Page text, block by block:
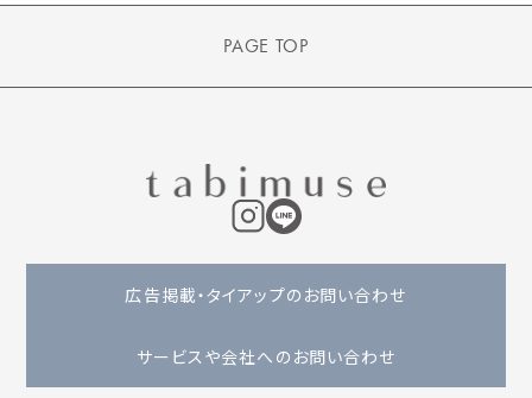
PAGE TOP
広告掲載・タイアップのお問い合わせ
サービスや会社へのお問い合わせ